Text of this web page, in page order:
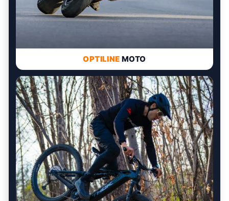
OPTILINE MOTO